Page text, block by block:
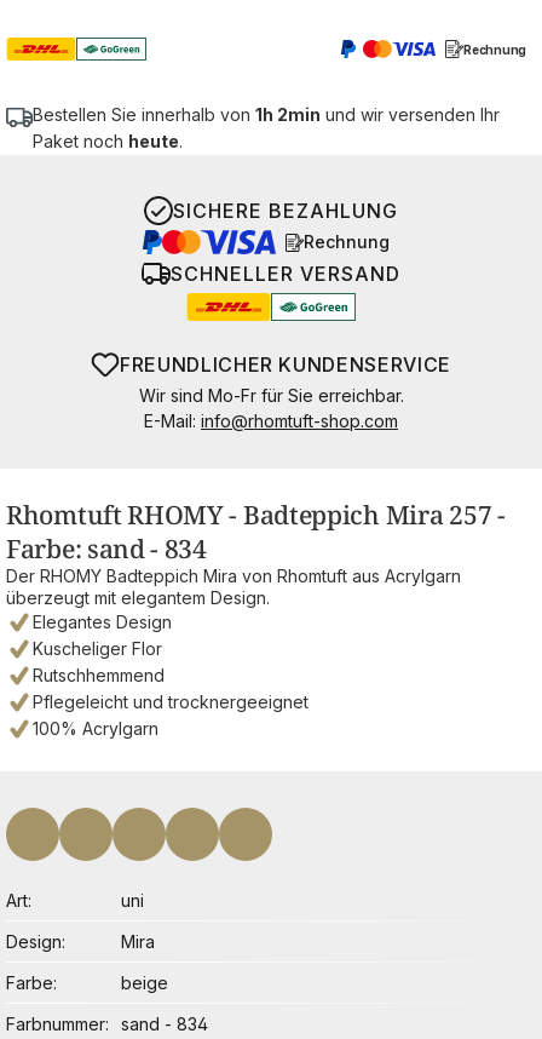
Rechnung
Bestellen Sie innerhalb von 1h 2min und wir versenden Ihr
Paket noch heute.
SICHERE BEZAHLUNG
Rechnung
SCHNELLER VERSAND
FREUNDLICHER KUNDENSERVICE
Wir sind Mo-Fr für Sie erreichbar.
E-Mail: info@rhomtuft-shop.com
Rhomtuft RHOMY - Badteppich Mira 257 -
Farbe: sand - 834
Der RHOMY Badteppich Mira von Rhomtuft aus Acrylgarn
überzeugt mit elegantem Design.
Elegantes Design
Kuscheliger Flor
Rutschhemmend
Pflegeleicht und trocknergeeignet
100% Acrylgarn
Art
uni
Design
Mira
Farbe
beige
Farbnummer
sand - 834